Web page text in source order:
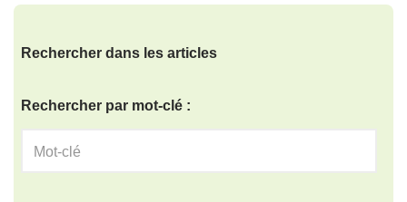
Rechercher dans les articles
Rechercher par mot-clé :